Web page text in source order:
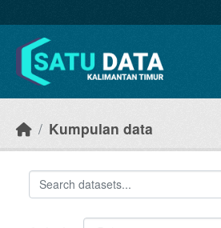
Kumpulan data